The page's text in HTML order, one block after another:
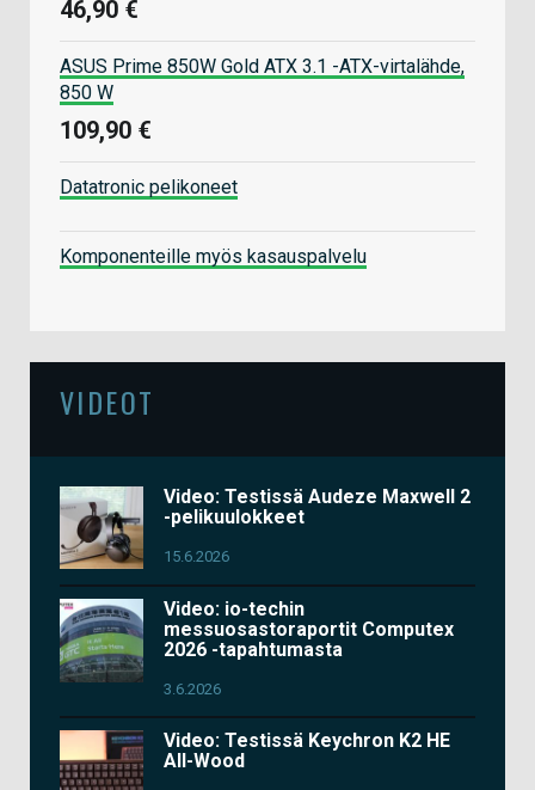
46,90 €
ASUS Prime 850W Gold ATX 3.1 -ATX-virtalähde,
850 W
109,90 €
Datatronic pelikoneet
Komponenteille myös kasauspalvelu
VIDEOT
Video: Testissä Audeze Maxwell 2
-pelikuulokkeet
15.6.2026
Video: io-techin
messuosastoraportit Computex
2026 -tapahtumasta
3.6.2026
Video: Testissä Keychron K2 HE
All-Wood